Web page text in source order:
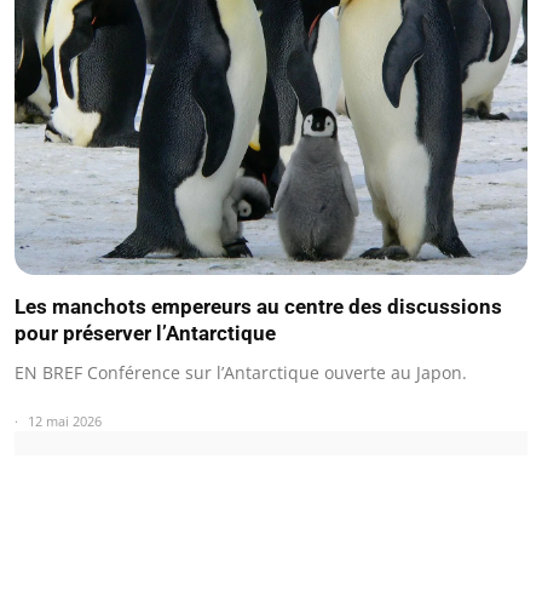
Les manchots empereurs au centre des discussions
pour préserver l’Antarctique
EN BREF Conférence sur l’Antarctique ouverte au Japon.
12 mai 2026